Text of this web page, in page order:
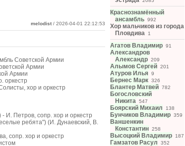
melodist / 2026-04-01 22:12:53
Советской Армии
Армии
Армии
оркестр
хор и оркестр
Петров, сопр. хор и оркестр
ребята") (И. Дунаевский, В.
сопр. хор и оркестр
Краснознамённый
ансамбль 992
Хор мальчиков из города
Пловдива 1
Агатов Владимир 91
Александров
Александр 209
Алымов Сергей 201
Атуров Илья 9
Бернес Марк 326
Блантер Матвей 782
Богословский
Никита 547
Боярский Михаил 138
Бунчиков Владимир 359
Ваншенкин
Константин 258
Высоцкий Владимир 187
Гамзатов Расул 352